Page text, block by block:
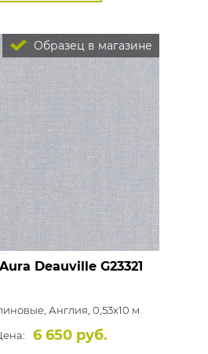
Образец в магазине
DeauvilleG23321
Англия, 0,53x10 м
6 650 руб.